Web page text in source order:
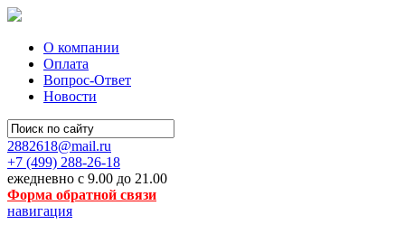
О компании
Оплата
Вопрос-Ответ
Новости
2882618@mail.ru
+7 (499) 288-26-18
ежедневно с 9.00 до 21.00
Форма обратной связи
навигация